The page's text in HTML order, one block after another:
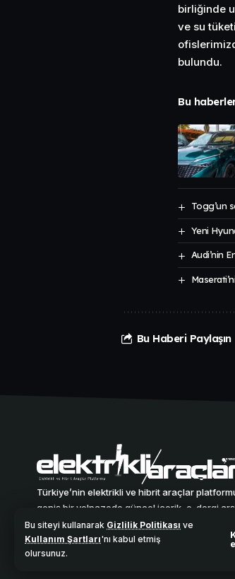
Bu siteyi kullanarak Gizlilik Politikası ve
Kullanım Şartları'nı kabul etmiş
olursunuz.
birliğinde
ve su
bulundu.
Bu
Togg’un
Yeni
Audi’nin
Bu Haberi Paylaşın
Türkiye’nin elektrikli ve hibrit araçlar
geniş bir yelpazede güncel içerik, e-dergi
tutmaktadır.